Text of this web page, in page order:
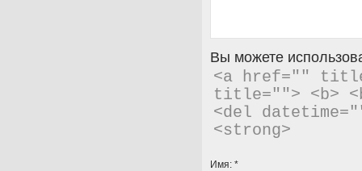
Вы можете
<a href=""
title=""> <b>
<del
<strong>
Имя: *